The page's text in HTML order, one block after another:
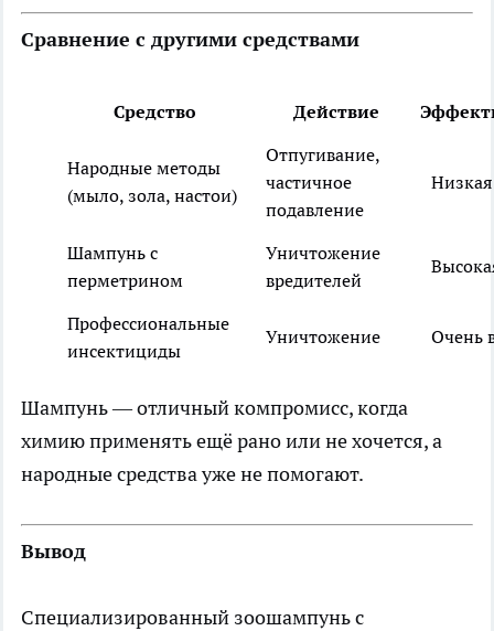
Сравнение с другими средствами
Средство Действие
Народные методы
(мыло, зола, настои)
Отпугивание,
частичное
подавление
Низкая
Шампунь с
перметрином
Уничтожение
вредителей
Профессиональные
инсектициды
Уничтожение Очень
Шампунь — отличный компромисс, когда
химию применять ещё рано или не хочется, а
народные средства уже не помогают.
Вывод
Специализированный зоошампунь с